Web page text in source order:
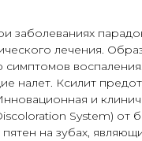
заболеваниях
лечения.
налет. Ксилит
и
System) от
на зубах,